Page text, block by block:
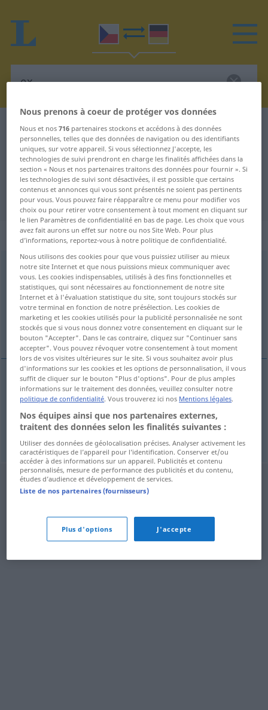
Dictionnaire Tchèque-Allemand ex
Traduction Tchèque-Allemand de
"ex"
"ex" - traduction Allemand
„ex“
<adv>
Vue d'ensemble de toutes les traductions
(Pour plus d'informations, cliquez sur/touchez la traduction)
auf ex trinken
exemples
vypítna ex
auf extrinken
Nous prenons à coeur de protéger vos données
Nous et nos716 partenaires stockons et accédons à des données
personnelles, telles que des données de navigation ou des identifiants
uniques, sur votre appareil. Si vous sélectionnez J'accepte, les
technologies de suivi prendront en charge les finalités affichées dans la
section « Nous et nos partenaires traitons des données pour fournir ». Si
les technologies de suivi sont désactivées, il est possible que certains
contenus et annonces qui vous sont présentés ne soient pas pertinents
pour vous. Vous pouvez faire réapparaître ce menu pour modifier vos
choix ou pour retirer votre consentement à tout moment en cliquant sur
le lien Paramètres de confidentialité en bas de page. Les choix que vous
avez fait aurons un effet sur notre ou nos Site Web. Pour plus
d’informations, reportez-vous à notre politique de confidentialité.
Nous utilisons des cookies pour que vous puissiez utiliser au mieux
notre site Internet et que nous puissions mieux communiquer avec
vous. Les cookies indispensables, utilisés à des fins fonctionnelles et
statistiques, qui sont nécessaires au fonctionnement de notre site
Internet et à l'évaluation statistique du site, sont toujours stockés sur
votre terminal en fonction de notre présélection. Les cookies de
marketing et les cookies utilisés pour la publicité personnalisée ne sont
stockés que si vous nous donnez votre consentement en cliquant sur le
bouton "Accepter". Dans le cas contraire, cliquez sur "Continuer sans
accepter". Vous pouvez révoquer votre consentement à tout moment
lors de vos visites ultérieures sur le site. Si vous souhaitez avoir plus
d'informations sur les cookies et les options de personnalisation, il vous
suffit de cliquer sur le bouton "Plus d'options". Pour de plus amples
informations sur le traitement des données, veuillez consulter notre
politique de confidentialité. Vous trouverez ici nos Mentions légales.
Nos équipes ainsi que nos partenaires externes,
traitent des données selon les finalités suivantes :
Utiliser des données de géolocalisation précises. Analyser activement les
caractéristiques de l’appareil pour l’identification. Conserver et/ou
accéder à des informations sur un appareil. Publicités et contenu
personnalisés, mesure de performance des publicités et du contenu,
études d’audience et développement de services.
Liste de nos partenaires (fournisseurs)
Plus d'options J'accepte